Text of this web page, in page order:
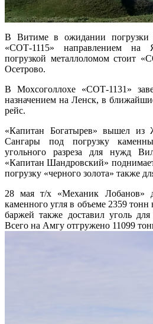
В Витиме в ожидании погрузки
«СОТ-1115» направлением
погрузкой металлоломом стоит
Осетрово.
В Мохсоголлохе «СОТ-1131»
назначением на Ленск, в
рейс.
«Капитан Богатырев» вышел
Сангары под погрузку
угольного разреза для нужд
«Капитан Шандровский»
погрузку «черного золота» также
28 мая т/х «Механик Лобанов»
каменного угля в объеме 2359
баржей также доставил уголь
Всего на Амгу отгружено 11099